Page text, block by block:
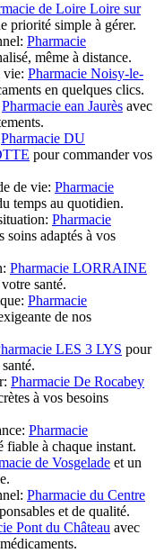
de Loire Loire sur
priorité simple à gérer.
Pharmacie
même à distance.
vie: Pharmacie Noisy-le-
en quelques clics.
Pharmacie ean Jaurès avec
Pharmacie DU
pour commander vos
de vie: Pharmacie
temps au quotidien.
Pharmacie
soins adaptés à vos
Pharmacie LORRAINE
santé.
Pharmacie
de nos
LES 3 LYS pour
Pharmacie De Rocabey
à vos besoins
Pharmacie
fiable à chaque instant.
de Vosgelade et un
Pharmacie du Centre
et de qualité.
Pont du Château avec